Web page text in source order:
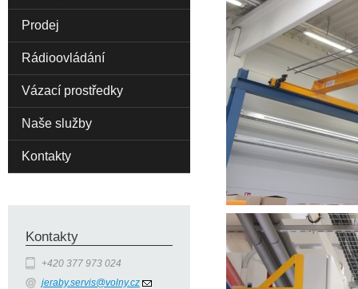
Prodej
Rádioovládání
Vázací prostředky
Naše služby
Kontakty
Kontakty
+420 377 973 024
jeraby.servis@volny.cz